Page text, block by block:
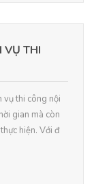
VỤ THI
vụ thi công nội
gian mà còn
hiện. Với đ